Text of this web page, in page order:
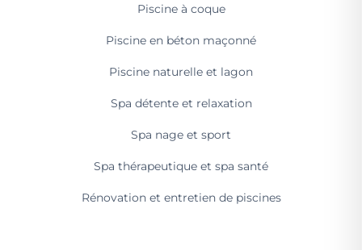
Piscine à coque
Piscine en béton maçonné
Piscine naturelle et lagon
Spa détente et relaxation
Spa nage et sport
Spa thérapeutique et spa santé
Rénovation et entretien de piscines